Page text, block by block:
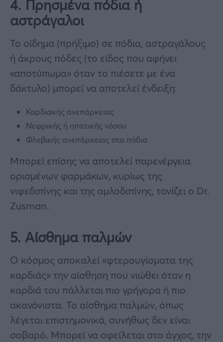
4. Πρησμένα πόδια ή
αστράγαλοι
Το οίδημα (πρήξιμο) σε πόδια, αστραγάλους
ή άκρους πόδες (το είδος που αφήνει
«αποτύπωμα» όταν το πιέσετε με ένα
δάκτυλο) μπορεί να αποτελεί ένδειξη:
Καρδιακής ανεπάρκειας
Νεφρικής ή ηπατικής νόσου
Φλεβικής ανεπάρκειας στα πόδια
Μπορεί επίσης να αποτελεί παρενέργεια
ορισμένων φαρμάκων, κυρίως της
νιφεδιπίνης και της αμλοδιπίνης, τονίζει ο Dr.
Zusman.
5. Αίσθημα παλμών
Ο κόσμος αποκαλεί «φτερουγίσματα της
καρδιάς» την αίσθηση που νιώθει όταν η
καρδιά του πάλλεται πιο γρήγορα ή πιο
ακανόνιστα. Το αίσθημα παλμών, όπως
λέγεται επιστημονικά, συνήθως δεν είναι
σοβαρό. Μπορεί να οφείλεται στο άγχος, την